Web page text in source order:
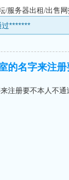
/服务器出租/出
过*******
的名字来注
注册要不本人不通